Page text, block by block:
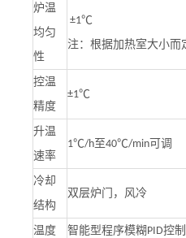
炉温
均匀
性
±1℃
注：根据加热室大小而
控温
精度
±1℃
升温
速率
1℃/h至40℃/min可调
冷却
结构
双层炉门，风冷
温度
智能型程序模糊PID控